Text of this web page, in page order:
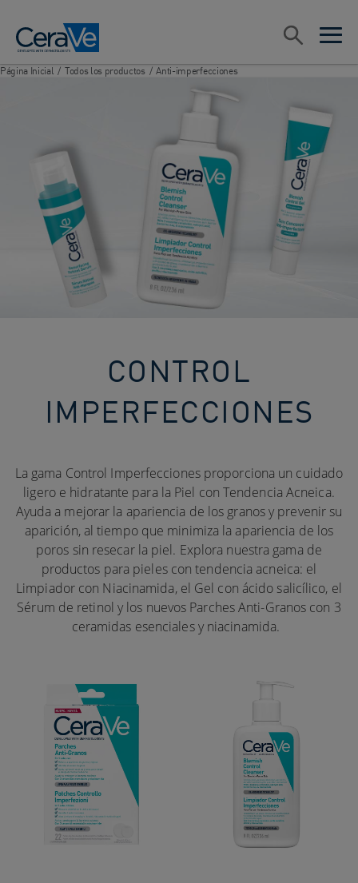
open
open
Search
Página Inicial / Todos los productos / Anti-imperfecciones
CONTROL
IMPERFECCIONES​
La gama Control Imperfecciones proporciona un cuidado
ligero e hidratante para la Piel con Tendencia Acneica.
Ayuda a mejorar la apariencia de los granos y prevenir su
aparición, al tiempo que minimiza la apariencia de los
poros sin resecar la piel. Explora nuestra gama de
productos para pieles con tendencia acneica: el
Limpiador con Niacinamida, el Gel con ácido salicílico, el
Sérum de retinol y los nuevos Parches Anti-Granos con 3
ceramidas esenciales y niacinamida.